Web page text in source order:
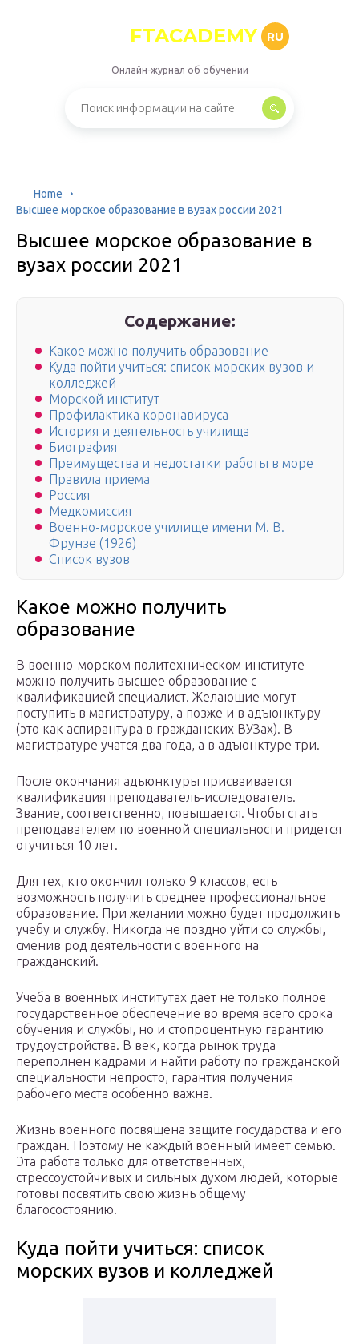
FTACADEMY RU
Онлайн-журнал об обучении
Home
Высшее морское образование в вузах россии 2021
Высшее морское образование в
вузах россии 2021
Содержание:
Какое можно получить образование
Куда пойти учиться: список морских вузов и
колледжей
Морской институт
Профилактика коронавируса
История и деятельность училища
Биография
Преимущества и недостатки работы в море
Правила приема
Россия
Медкомиссия
Военно-морское училище имени М. В.
Фрунзе (1926)
Список вузов
Какое можно получить
образование
В военно-морском политехническом институте
можно получить высшее образование с
квалификацией специалист. Желающие могут
поступить в магистратуру, а позже и в адъюнктуру
(это как аспирантура в гражданских ВУЗах). В
магистратуре учатся два года, а в адъюнктуре три.
После окончания адъюнктуры присваивается
квалификация преподаватель-исследователь.
Звание, соответственно, повышается. Чтобы стать
преподавателем по военной специальности придется
отучиться 10 лет.
Для тех, кто окончил только 9 классов, есть
возможность получить среднее профессиональное
образование. При желании можно будет продолжить
учебу и службу. Никогда не поздно уйти со службы,
сменив род деятельности с военного на
гражданский.
Учеба в военных институтах дает не только полное
государственное обеспечение во время всего срока
обучения и службы, но и стопроцентную гарантию
трудоустройства. В век, когда рынок труда
переполнен кадрами и найти работу по гражданской
специальности непросто, гарантия получения
рабочего места особенно важна.
Жизнь военного посвящена защите государства и его
граждан. Поэтому не каждый военный имеет семью.
Эта работа только для ответственных,
стрессоустойчивых и сильных духом людей, которые
готовы посвятить свою жизнь общему
благосостоянию.
Куда пойти учиться: список
морских вузов и колледжей